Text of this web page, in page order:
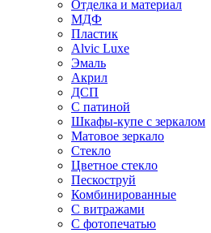
Отделка и материал
МДФ
Пластик
Alvic Luxe
Эмаль
Акрил
ДСП
С патиной
Шкафы-купе с зеркалом
Матовое зеркало
Стекло
Цветное стекло
Пескоструй
Комбинированные
С витражами
С фотопечатью